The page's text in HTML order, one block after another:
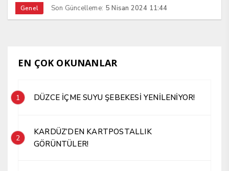
Genel Son Güncelleme: 5 Nisan 2024 11:44
EN ÇOK OKUNANLAR
1 DÜZCE İÇME SUYU ŞEBEKESİ YENİLENİYOR!
2
KARDÜZ’DEN KARTPOSTALLIK
GÖRÜNTÜLER!